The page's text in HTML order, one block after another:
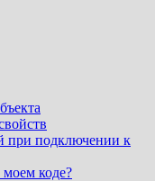
при подключении к
коде?